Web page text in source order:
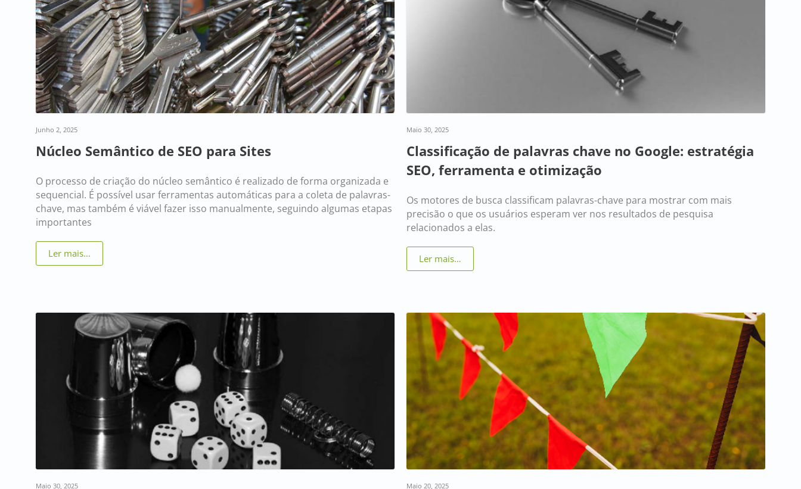
Junho 2, 2025
Núcleo Semântico de SEO para Sites
O processo de criação do núcleo semântico é realizado de forma organizada e
sequencial. É possível usar ferramentas automáticas para a coleta de palavras-
chave, mas também é viável fazer isso manualmente, seguindo algumas etapas
importantes
Ler mais…
Maio 30, 2025
Classificação de palavras chave no Google: estratégia
SEO, ferramenta e otimização
Os motores de busca classificam palavras-chave para mostrar com mais
precisão o que os usuários esperam ver nos resultados de pesquisa
relacionados a elas.
Ler mais…
Maio 30, 2025 Maio 20, 2025